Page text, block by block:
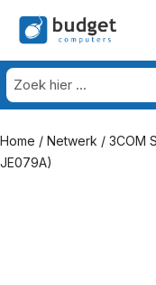
Home / Netwerk / 3COM
JE079A)